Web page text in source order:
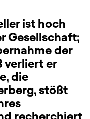
ist hoch
Gesellschaft;
der
verliert er
die
stößt
recherchiert